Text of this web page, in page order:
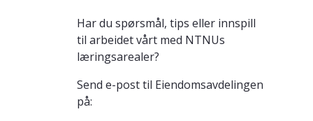
Har du spørsmål, tips eller innspill
til arbeidet vårt med NTNUs
læringsarealer?
Send e-post til Eiendomsavdelingen
på: